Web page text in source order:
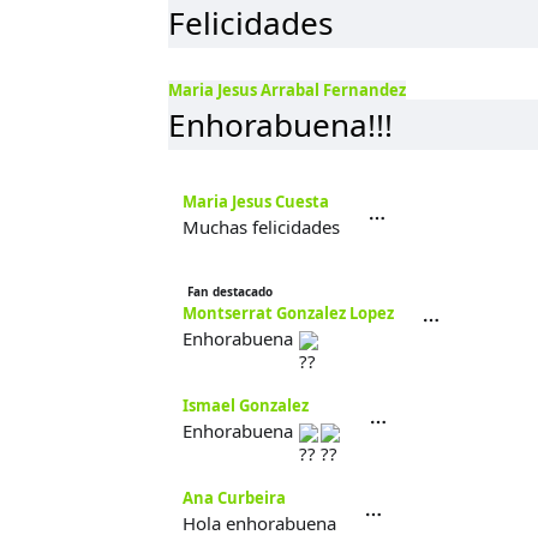
Felicidades
Maria Jesus Arrabal Fernandez
Enhorabuena!!!
Maria Jesus Cuesta
Muchas felicidades
Fan destacado
Montserrat Gonzalez Lopez
Enhorabuena
Ismael Gonzalez
Enhorabuena
Ana Curbeira
Hola enhorabuena